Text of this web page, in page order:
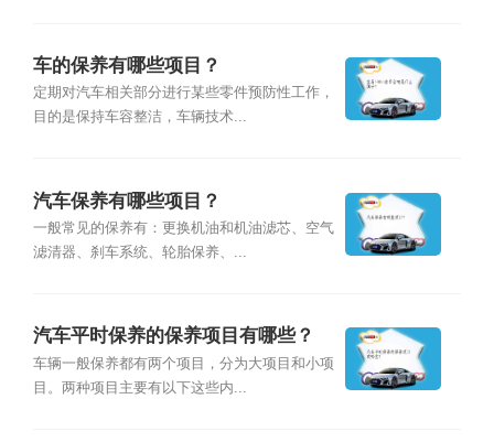
车的保养有哪些项目？
定期对汽车相关部分进行某些零件预防性工作，
目的是保持车容整洁，车辆技术...
汽车保养有哪些项目？
一般常见的保养有：更换机油和机油滤芯、空气
滤清器、刹车系统、轮胎保养、...
汽车平时保养的保养项目有哪些？
车辆一般保养都有两个项目，分为大项目和小项
目。两种项目主要有以下这些内...